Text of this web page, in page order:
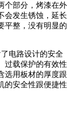
个部分，烤漆在外
会发生锈蚀，延长
平整，没有明显的
电路设计的安全
过载保护的有效性
选用板材的厚度跟
的安全性跟便捷性